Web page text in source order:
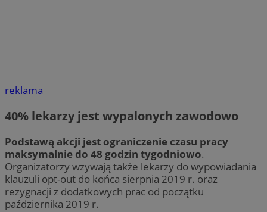
reklama
40% lekarzy jest wypalonych zawodowo
Podstawą akcji jest ograniczenie czasu pracy
maksymalnie do 48 godzin tygodniowo.
Organizatorzy wzywają także lekarzy do wypowiadania
klauzuli opt-out do końca sierpnia 2019 r. oraz
rezygnacji z dodatkowych prac od początku
października 2019 r.